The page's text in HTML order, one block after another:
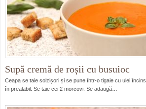
Supă cremă de roșii cu busuioc
Ceapa se taie solzișori și se pune într-o tigaie cu ulei încins
în prealabil. Se taie cei 2 morcovi. Se adaugă…